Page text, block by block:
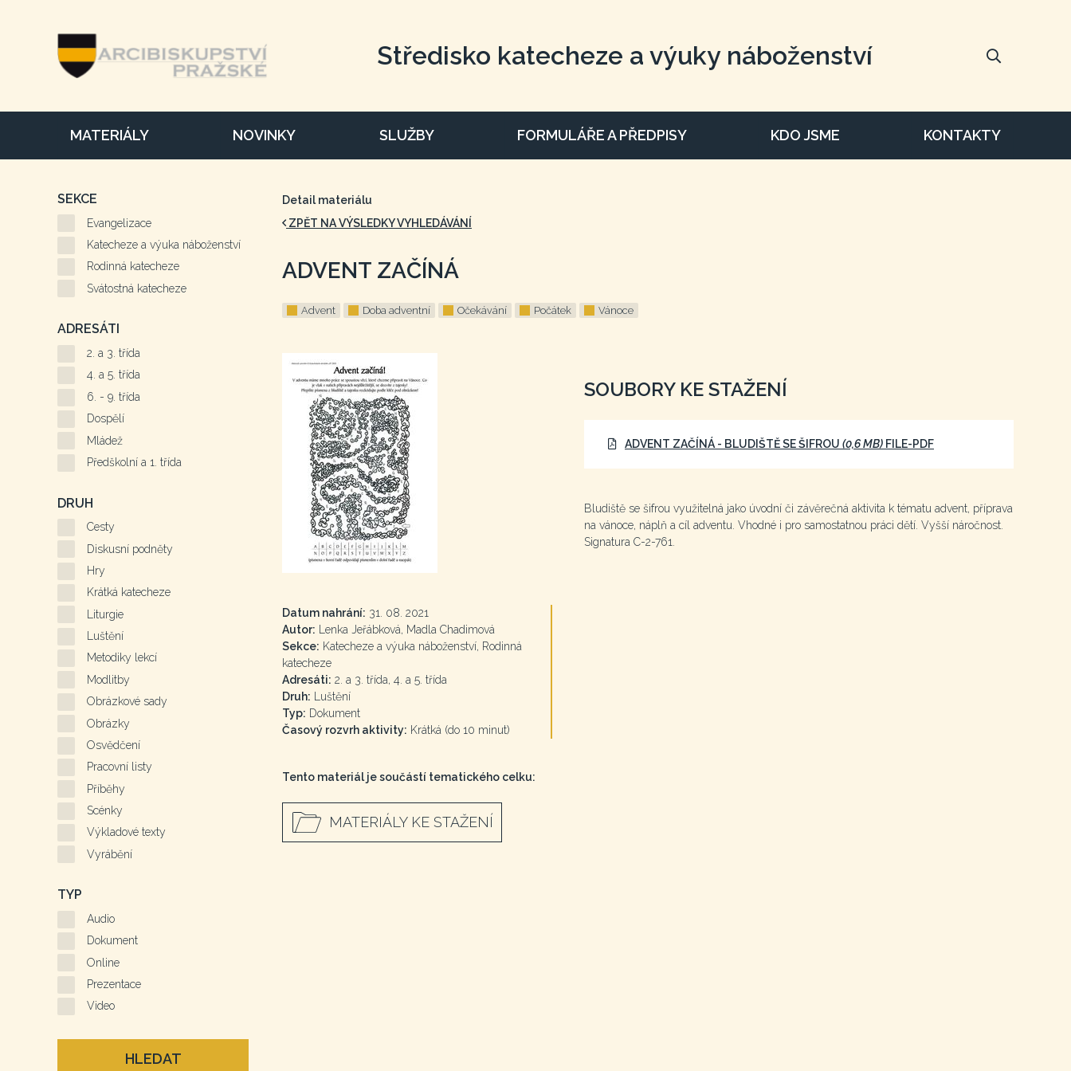
Středisko katecheze a výuky náboženství
MATERIÁLY NOVINKY SLUŽBY FORMULÁŘE A PŘEDPISY KDO JSME KONTAKTY
Detail materiálu
ZPĚT NA VÝSLEDKY VYHLEDÁVÁNÍ
ADVENT ZAČÍNÁ
Advent Doba adventní Očekávání Počátek Vánoce
Datum nahrání: 31. 08. 2021
Autor: Lenka Jeřábková, Madla Chadimová
Sekce: Katecheze a výuka náboženství, Rodinná
katecheze
Adresáti: 2. a 3. třída, 4. a 5. třída
Druh: Luštění
Typ: Dokument
Časový rozvrh aktivity: Krátká (do 10 minut)
Tento materiál je součástí tematického celku:
MATERIÁLY KE STAŽENÍ
SOUBORY KE STAŽENÍ
ADVENT ZAČÍNÁ - BLUDIŠTĚ SE ŠIFROU (0,6 MB) FILE-PDF
Bludiště se šifrou využitelná jako úvodní či závěrečná aktivita k tématu advent, příprava
na vánoce, náplň a cíl adventu. Vhodné i pro samostatnou práci dětí. Vyšší náročnost.
Signatura C-2-761.
SEKCE
Evangelizace
Katecheze a výuka náboženství
Rodinná katecheze
Svátostná katecheze
ADRESÁTI
2. a 3. třída
4. a 5. třída
6. - 9. třída
Dospělí
Mládež
Předškolní a 1. třída
DRUH
Cesty
Diskusní podněty
Hry
Krátká katecheze
Liturgie
Luštění
Metodiky lekcí
Modlitby
Obrázkové sady
Obrázky
Osvědčení
Pracovní listy
Příběhy
Scénky
Výkladové texty
Vyrábění
TYP
Audio
Dokument
Online
Prezentace
Video
HLEDAT